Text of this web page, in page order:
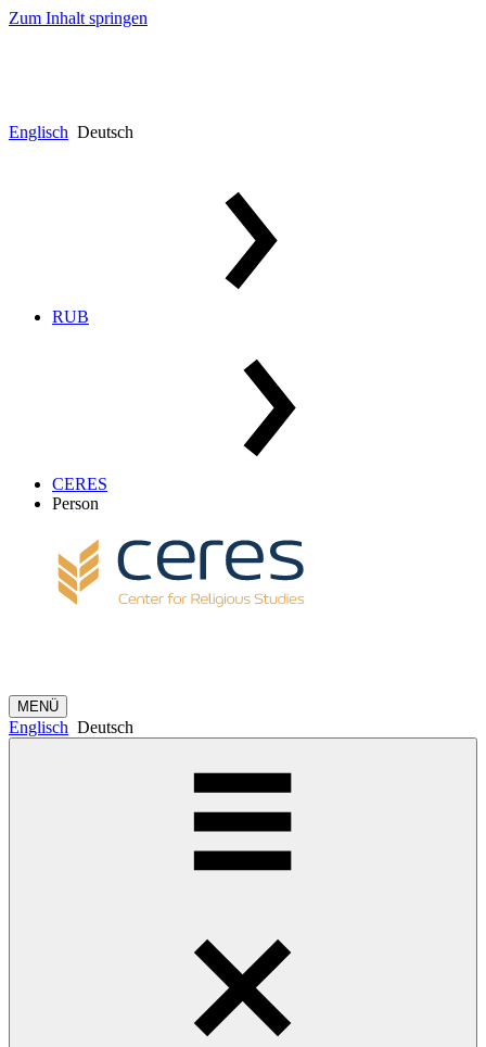
Zum Inhalt springen
Englisch Deutsch
RUB
CERES
Person
MENÜ
Englisch Deutsch